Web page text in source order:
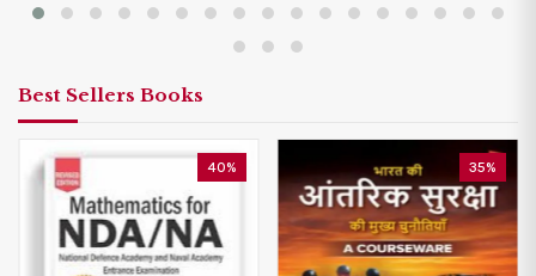
Best Sellers Books
40% 35%